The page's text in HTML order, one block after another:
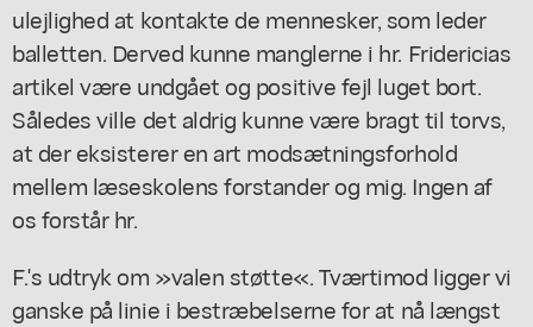
ulejlighed at kontakte de mennesker, som leder
balletten. Derved kunne manglerne i hr. Fridericias
artikel være undgået og positive fejl luget bort.
Således ville det aldrig kunne være bragt til torvs,
at der eksisterer en art modsætningsforhold
mellem læseskolens forstander og mig. Ingen af
os forstår hr.
F.'s udtryk om »valen støtte«. Tværtimod ligger vi
ganske på linie i bestræbelserne for at nå længst